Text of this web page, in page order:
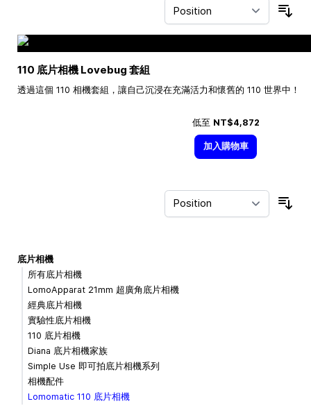
110 底片相機 Lovebug 套組
透過這個 110 相機套組，讓自己沉浸在充滿活力和懷舊的 110 世界中！
低至 NT$4,872
加入購物車
底片相機
所有底片相機
LomoApparat 21mm 超廣角底片相機
經典底片相機
實驗性底片相機
110 底片相機
Diana 底片相機家族
Simple Use 即可拍底片相機系列
相機配件
Lomomatic 110 底片相機